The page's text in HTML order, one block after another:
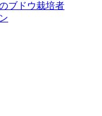
ブドウ栽培者